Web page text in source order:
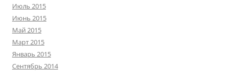
Июль 2015
Июнь 2015
Май 2015
Март 2015
Январь 2015
Сентябрь 2014